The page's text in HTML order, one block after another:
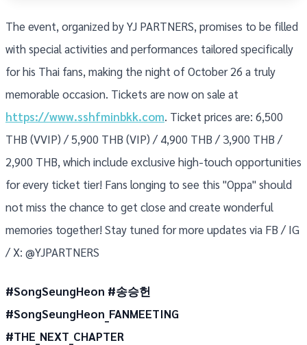
The event, organized by YJ PARTNERS, promises to be filled
with special activities and performances tailored specifically
for his Thai fans, making the night of October 26 a truly
memorable occasion. Tickets are now on sale at
https://www.sshfminbkk.com. Ticket prices are: 6,500
THB (VVIP) / 5,900 THB (VIP) / 4,900 THB / 3,900 THB /
2,900 THB, which include exclusive high-touch opportunities
for every ticket tier! Fans longing to see this "Oppa" should
not miss the chance to get close and create wonderful
memories together! Stay tuned for more updates via FB / IG
/ X: @YJPARTNERS
#SongSeungHeon #송승헌
#SongSeungHeon_FANMEETING
#THE_NEXT_CHAPTER